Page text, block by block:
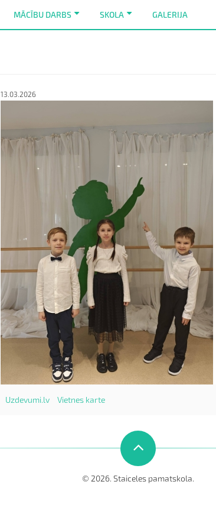
MĀCĪBU DARBS SKOLA GALERIJA
13.03.2026
Uzdevumi.lv Vietnes karte
© 2026. Staiceles pamatskola.